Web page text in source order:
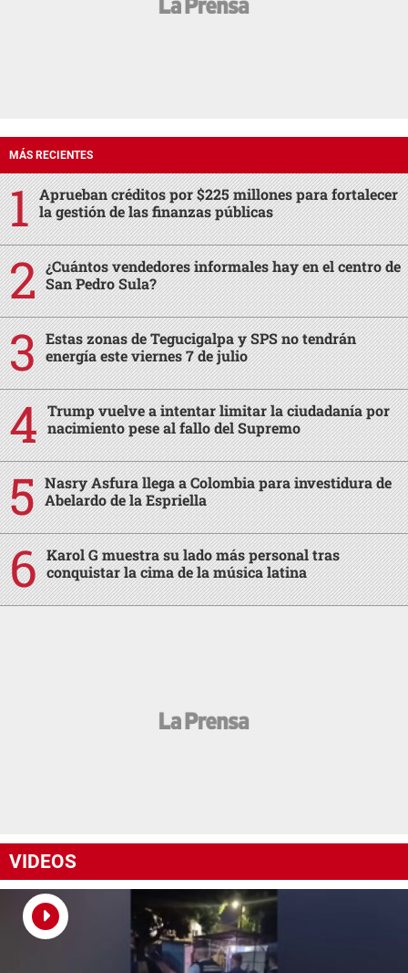
MÁS RECIENTES
Aprueban créditos por $225 millones para fortalecer
la gestión de las finanzas públicas
¿Cuántos vendedores informales hay en el centro de
San Pedro Sula?
Estas zonas de Tegucigalpa y SPS no tendrán
energía este viernes 7 de julio
Trump vuelve a intentar limitar la ciudadanía por
nacimiento pese al fallo del Supremo
Nasry Asfura llega a Colombia para investidura de
Abelardo de la Espriella
Karol G muestra su lado más personal tras
conquistar la cima de la música latina
VIDEOS